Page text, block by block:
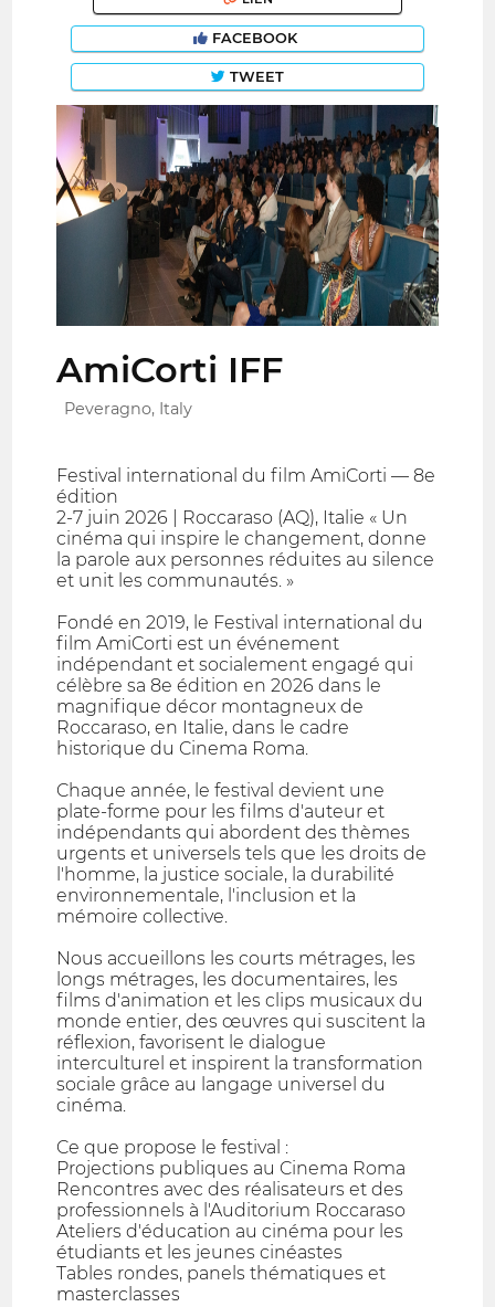
FACEBOOK
TWEET
AmiCorti IFF
Peveragno, Italy
Festival international du film AmiCorti — 8e
édition
2-7 juin 2026 | Roccaraso (AQ), Italie « Un
cinéma qui inspire le changement, donne
la parole aux personnes réduites au silence
et unit les communautés. »
Fondé en 2019, le Festival international du
film AmiCorti est un événement
indépendant et socialement engagé qui
célèbre sa 8e édition en 2026 dans le
magnifique décor montagneux de
Roccaraso, en Italie, dans le cadre
historique du Cinema Roma.
Chaque année, le festival devient une
plate-forme pour les films d'auteur et
indépendants qui abordent des thèmes
urgents et universels tels que les droits de
l'homme, la justice sociale, la durabilité
environnementale, l'inclusion et la
mémoire collective.
Nous accueillons les courts métrages, les
longs métrages, les documentaires, les
films d'animation et les clips musicaux du
monde entier, des œuvres qui suscitent la
réflexion, favorisent le dialogue
interculturel et inspirent la transformation
sociale grâce au langage universel du
cinéma.
Ce que propose le festival :
Projections publiques au Cinema Roma
Rencontres avec des réalisateurs et des
professionnels à l'Auditorium Roccaraso
Ateliers d'éducation au cinéma pour les
étudiants et les jeunes cinéastes
Tables rondes, panels thématiques et
masterclasses